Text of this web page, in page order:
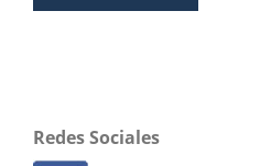
Redes Sociales